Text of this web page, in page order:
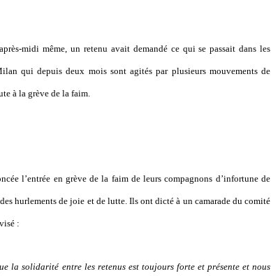
après-midi même, un retenu avait demandé ce qui se passait dans les
qui depuis deux mois sont agités par plusieurs mouvements de
à la grève de la faim.
l’entrée en grève de la faim de leurs compagnons d’infortune de
hurlements de joie et de lutte. Ils ont dicté à un camarade du comité
:
la solidarité entre les retenus est toujours forte et présente et nous